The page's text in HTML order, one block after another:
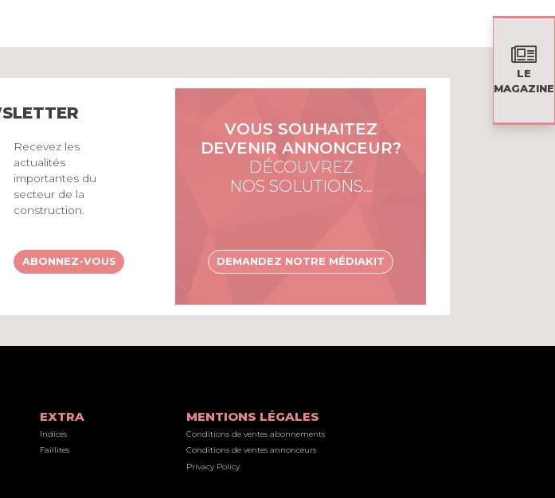
LE
MAGAZINE
Recevez les
actualités
importantes du
secteur de la
construction.
ABONNEZ-VOUS
VOUS SOUHAITEZ
DEVENIR ANNONCEUR?
DÉCOUVREZ
NOS SOLUTIONS…
DEMANDEZ NOTRE MÉDIAKIT
EXTRA
Indices
Faillites
MENTIONS LÉGALES
Conditions de ventes abonnements
Conditions de ventes annonceurs
Privacy Policy